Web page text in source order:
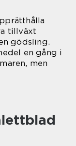
tillväxt
gödsling.
en gång i
men